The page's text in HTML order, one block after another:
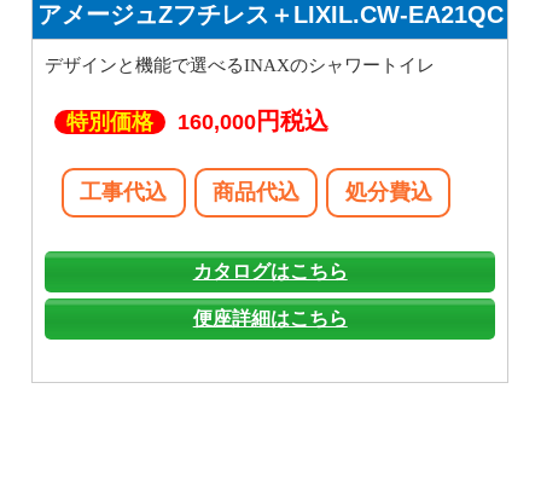
アメージュZフチレス＋LIXIL.CW-EA21QC
デザインと機能で選べるINAXのシャワートイレ
特別価格 160,000 円税込
工事代込 商品代込 処分費込
カタログはこちら
便座詳細はこちら